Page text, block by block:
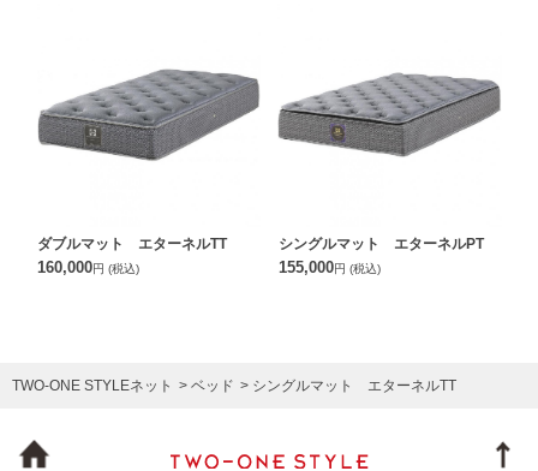
ダブルマット エターネルTT
160,000円 (税込)
シングルマット エターネルPT
155,000円 (税込)
TWO-ONE STYLEネット ベッド シングルマット エターネルTT